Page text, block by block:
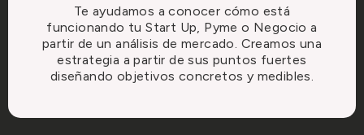
Te ayudamos a conocer cómo está
funcionando tu Start Up, Pyme o Negocio a
partir de un análisis de mercado. Creamos una
estrategia a partir de sus puntos fuertes
diseñando objetivos concretos y medibles.